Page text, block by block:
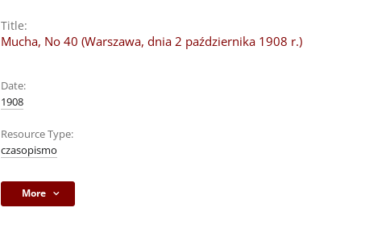
Title:
Mucha, No 40 (Warszawa, dnia 2 października 1908 r.)
Date:
1908
Resource Type:
czasopismo
More